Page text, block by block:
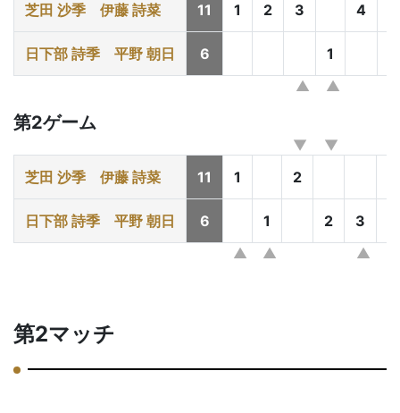
芝田 沙季 伊藤 詩菜 11 1 2 3 4
日下部 詩季 平野 朝日 6 1
第2ゲーム
芝田 沙季 伊藤 詩菜 11 1 2
日下部 詩季 平野 朝日 6 1 2 3
第2マッチ